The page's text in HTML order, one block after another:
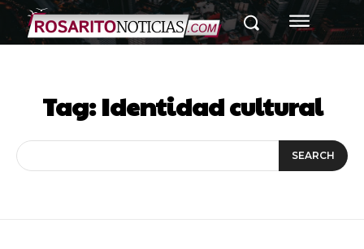
Tag:Identidad cultural
SEARCH